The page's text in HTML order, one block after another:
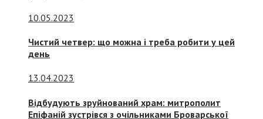
10.05.2023
Чистий четвер: що можна і треба робити у цей
день
13.04.2023
Відбудують зруйнований храм: митрополит
Епіфаній зустрівся з очільниками Броварської